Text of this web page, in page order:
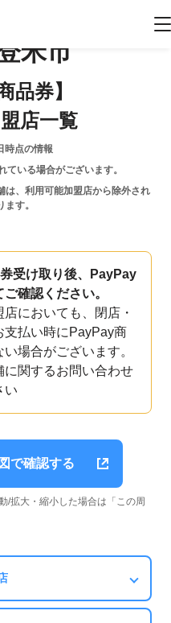
米市
品券】
店一覧
時点の情報
いる場合がございます。
、利用可能加盟店から除外され
ます。
受け取り後、PayPay
確認ください。
においても、閉店・
支払い時にPayPay商
場合がございます。
に関するお問い合わせ
い
で確認する
/拡大・縮小した場合は「この周